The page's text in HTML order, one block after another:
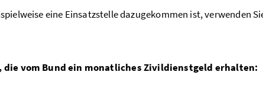
eine Einsatzstelle dazugekommen ist, verwenden
vom Bund ein monatliches Zivildienstgeld erhalten: